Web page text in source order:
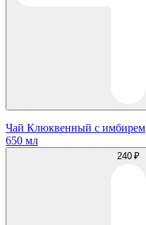
Чай Клюквенный с имбирем
650 мл
240 ₽